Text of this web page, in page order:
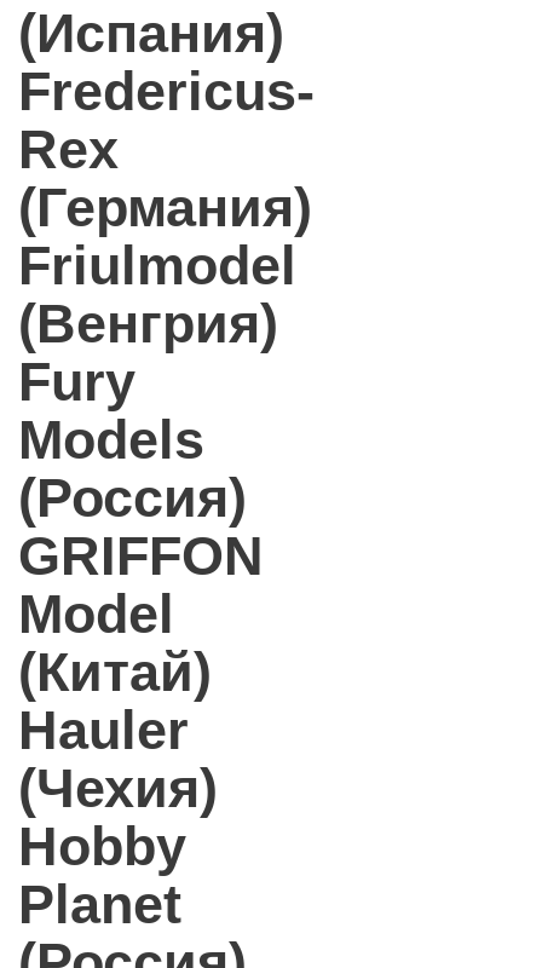
(Испания)
Fredericus-
Rex
(Германия)
Friulmodel
(Венгрия)
Fury
Models
(Россия)
GRIFFON
Model
(Китай)
Hauler
(Чехия)
Hobby
Planet